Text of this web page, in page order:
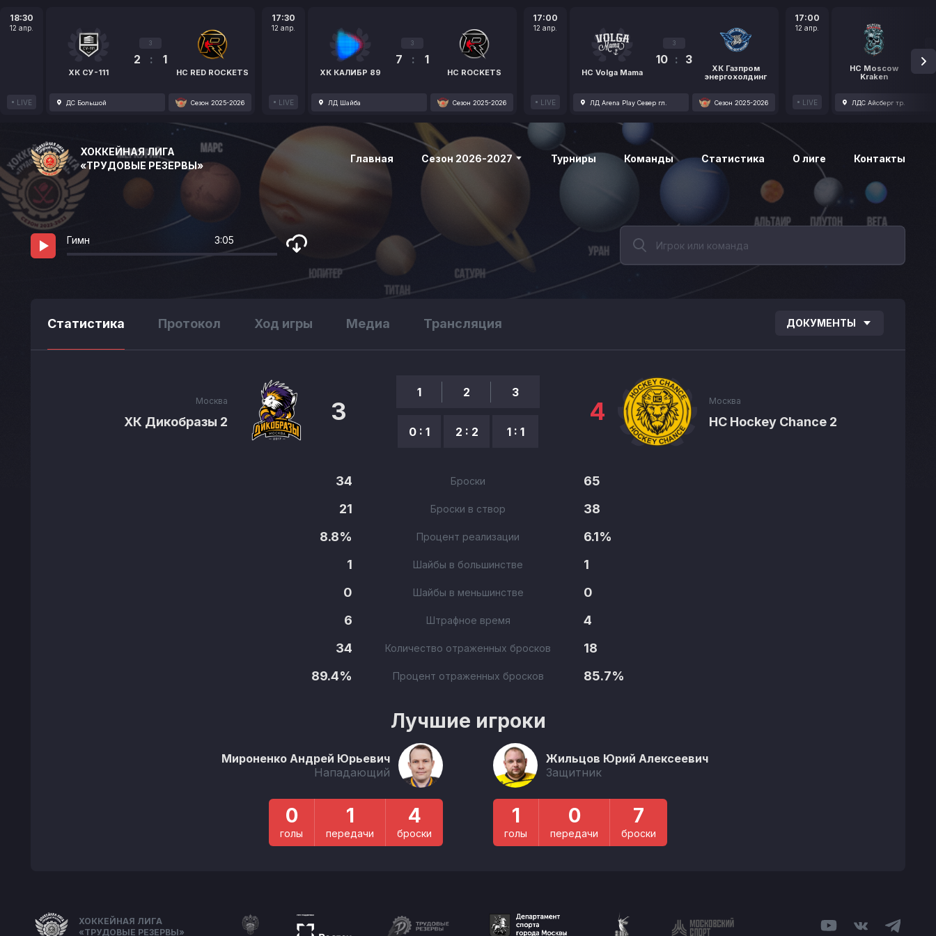
18:30
12 апр.
LIVE
ХК СУ-111
3
2 : 1
HC RED ROCKETS
ДС Большой Сезон 2025-2026
17:30
12 апр.
LIVE
ХК КАЛИБР 89
3
7 : 1
HC ROCKETS
ЛД Шайба Сезон 2025-2026
17:00
12 апр.
LIVE
HC Volga Mama
3
10 : 3
ХК Газпром
энергохолдинг
ЛД Arena Play Север гл. Сезон 2025-2026
17:00
12 апр.
LIVE
HC Moscow
Kraken
1
ЛДС Айсберг тр.
ХОККЕЙНАЯ ЛИГА
«ТРУДОВЫЕ РЕЗЕРВЫ»
Главная Сезон 2026-2027 Турниры Команды Статистика О лиге Контакты
Гимн 3:05
Статистика Протокол Ход игры Медиа Трансляция ДОКУМЕНТЫ
Москва
ХК Дикобразы 2 3
1
0 : 1
2
2 : 2
3
1 : 1
Москва
HC Hockey Chance 2
4
34 Броски
65
21
Броски в створ
38
8.8%
Процент реализации
6.1%
1
Шайбы в большинстве
1
0
Шайбы в меньшинстве
0
6
Штрафное время
4
34
Количество отраженных бросков
18
89.4%
Процент отраженных бросков 85.7%
Лучшие игроки
Мироненко Андрей Юрьевич
Нападающий
0
голы
1
передачи
4
броски
Жильцов Юрий Алексеевич
Защитник
1
голы
0
передачи
7
броски
ХОККЕЙНАЯ ЛИГА
«ТРУДОВЫЕ РЕЗЕРВЫ»